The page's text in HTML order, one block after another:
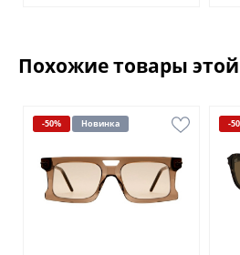
Похожие товары
-50% Новинка -